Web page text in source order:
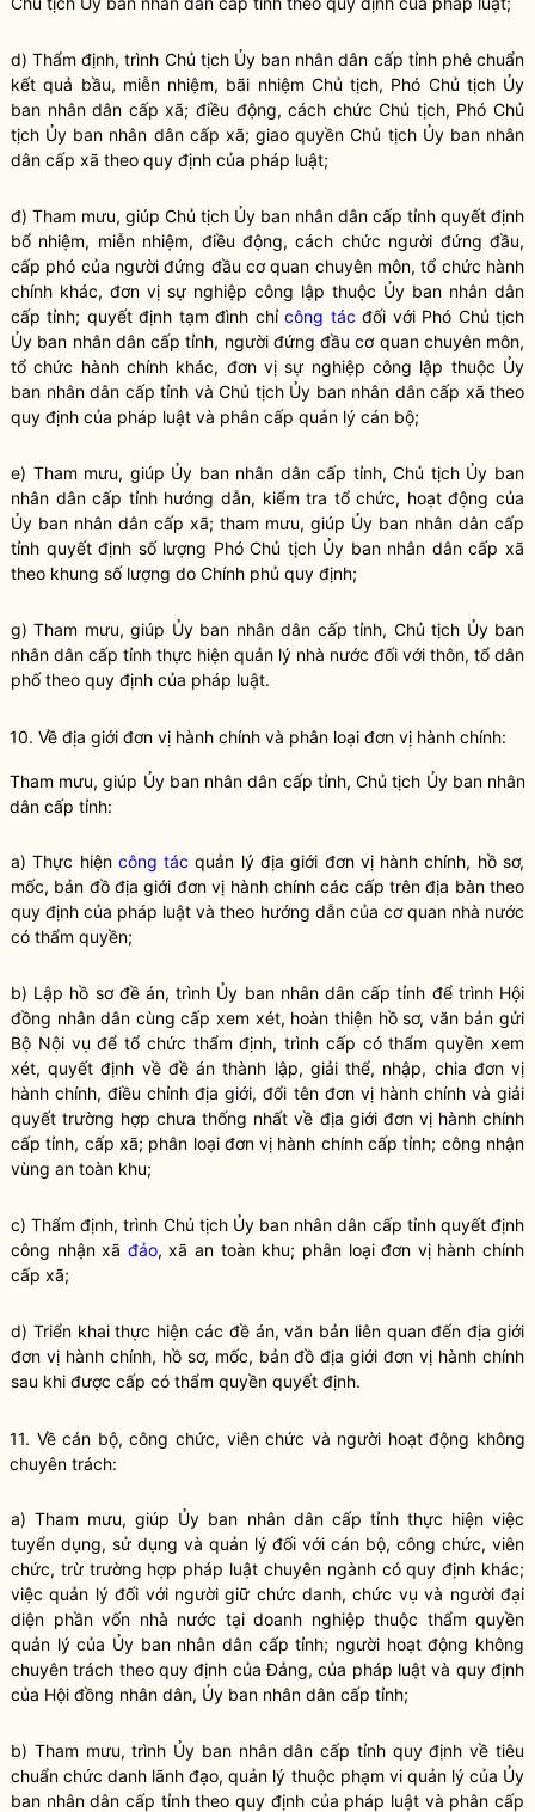
d) Thẩm định, trình Chủ tịch Ủy ban nhân dân cấp tỉnh phê chuẩn
kết quả bầu, miễn nhiệm, bãi nhiệm Chủ tịch, Phó Chủ tịch Ủy
ban nhân dân cấp xã; điều động, cách chức Chủ tịch, Phó Chủ
tịch Ủy ban nhân dâncấp xã; giao quyền Chủ tịch Ủy ban nhân
dân cấp xã theo quy định của pháp luật;
đ) Tham mưu, giúp Chủ tịch Ủy ban nhân dân cấp tỉnh quyết định
bổ nhiệm, miễn nhiệm, điều động, cách chức người đứng đầu,
cấp phó của người đứng đầu cơ quan chuyên môn, tổ chức hành
chính khác, đơn vị sự nghiệp công lập thuộc Ủy ban nhân dân
cấp tỉnh; quyết định tạm đình chỉcông tác đối với Phó Chủ tịch
Ủy ban nhân dâncấp tỉnh, người đứng đầu cơ quan chuyên môn,
tổ chức hành chính khác, đơn vị sự nghiệp công lập thuộc Ủy
ban nhân dân cấp tỉnh và Chủ tịch Ủy ban nhân dâncấp xã theo
quy định của pháp luật và phân cấp quản lý cán bộ;
e) Tham mưu, giúp Ủy ban nhân dâncấp tỉnh, Chủ tịch Ủy ban
nhân dâncấp tỉnh hướng dẫn, kiểm tra tổ chức, hoạt động của
Ủy ban nhân dân cấp xã; tham mưu, giúp Ủy ban nhân dân cấp
tỉnh quyết định số lượng Phó Chủ tịch Ủy ban nhân dâncấp xã
theo khung số lượng do Chính phủ quy định;
g) Tham mưu, giúp Ủy ban nhân dân cấp tỉnh, Chủ tịch Ủy ban
nhân dân cấp tỉnh thực hiện quản lý nhà nước đối với thôn, tổ dân
phố theo quy định của pháp luật.
10. Về địa giới đơn vị hành chính và phân loại đơn vị hành chính:
Tham mưu, giúp Ủy ban nhân dân cấp tỉnh, Chủ tịch Ủy ban nhân
dân cấp tỉnh:
a) Thực hiện công tác quản lý địa giới đơn vị hành chính, hồ sơ,
mốc, bản đồ địa giới đơn vị hành chính các cấp trênđịa bàntheo
quy định của pháp luật và theo hướng dẫn của cơ quan nhà nước
có thẩm quyền;
b) Lập hồ sơ đề án, trình Ủy ban nhân dân cấp tỉnh để trình Hội
đồng nhân dân cùng cấp xem xét, hoàn thiện hồ sơ, văn bản gửi
Bộ Nội vụ để tổ chức thẩm định, trình cấp có thẩmquyền xem
xét, quyết định về đề án thành lập, giải thể, nhập, chia đơn vị
hành chính, điều chỉnh địa giới, đổi tên đơn vị hành chính và giải
quyết trường hợp chưa thống nhất về địa giới đơn vị hành chính
cấp tỉnh, cấp xã; phân loại đơn vị hành chính cấp tỉnh; công nhận
vùng an toàn khu;
c) Thẩm định, trình Chủ tịch Ủy ban nhân dân cấp tỉnh quyết định
công nhận xã đảo, xã an toàn khu; phân loại đơn vị hành chính
cấp xã;
d) Triển khai thực hiện các đề án, văn bản liên quan đến địa giới
đơn vị hành chính, hồ sơ, mốc, bản đồ địa giới đơn vị hành chính
sau khi được cấp có thẩm quyền quyết định.
11. Về cán bộ, công chức, viên chức và người hoạt động không
chuyên trách:
a) Tham mưu, giúp Ủy ban nhân dâncấp tỉnh thực hiện việc
tuyển dụng, sử dụng và quản lý đối với cán bộ, công chức, viên
chức, trừ trường hợp pháp luật chuyên ngành có quy định khác;
việc quản lý đối với người giữ chức danh, chức vụ và người đại
diện phần vốn nhà nước tại doanh nghiệp thuộc thẩm quyền
quản lý của Ủy ban nhân dân cấp tỉnh; người hoạt động không
chuyên trách theo quy định của Đảng, của pháp luật và quy định
của Hội đồng nhân dân, Ủy ban nhân dân cấp tỉnh;
b) Tham mưu, trình Ủy ban nhân dân cấp tỉnh quy định về tiêu
chuẩn chức danh lãnh đạo, quản lý thuộc phạm vi quản lý của Ủy
ban nhân dân cấp tỉnh theo quy định của pháp luậtvà phân cấp